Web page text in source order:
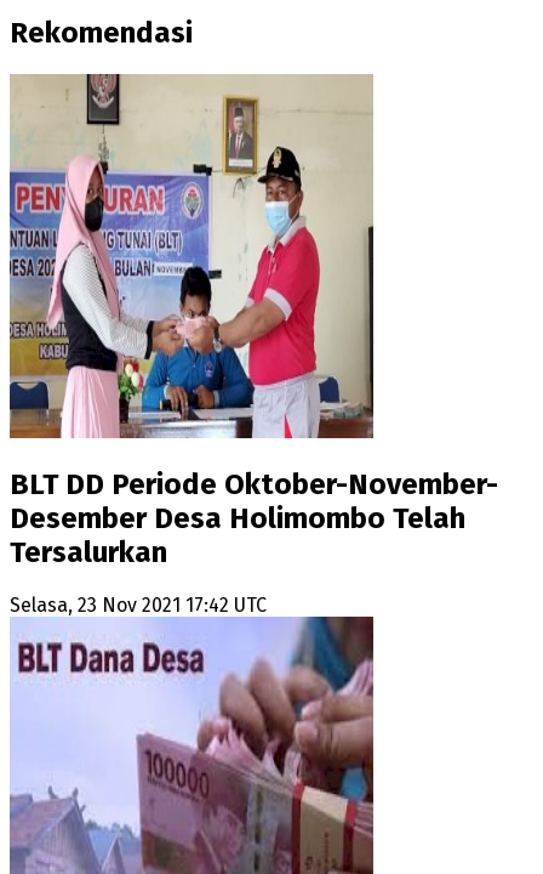
Rekomendasi
BLT DD Periode Oktober-November-
Desember Desa Holimombo Telah
Tersalurkan
Selasa, 23 Nov 2021 17:42 UTC